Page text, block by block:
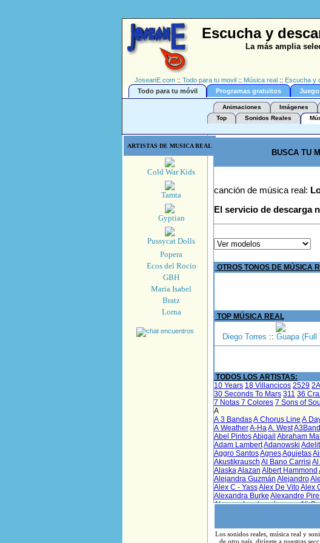
Escucha y
La más amplia
JoseanE.com :: Todo para tu movil :: Música real :: Escucha y
Todo para tu móvil
Programas gratuitos
Animaciones Imágenes
Top
Sonidos Reales
ARTISTAS DE MUSICA REAL
Cold War Kids
Tamta
Gyptian
Pussycat Dolls
Popera
Ecos del Rocio
GBH
Maria Isabel
Bratz
Lorna
BUSCA TU
canción de música real:
El servicio de descarga
OTROS TONOS DE MÚSICA
TOP MÚSICA REAL
Diego Torres :: Guapa (Full
TODOS LOS ARTISTAS:
Los sonidos reales, música real y
de otro país, dirígete a nuestras